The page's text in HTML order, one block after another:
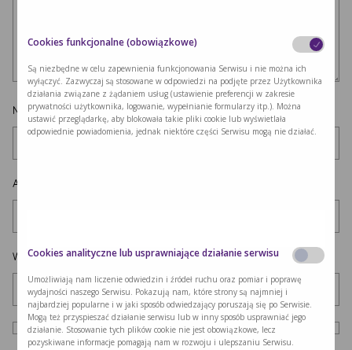
Nazwa*
Adres e-mail
Witryna internetowa
Cookies funkcjonalne (obowiązkowe)
Są niezbędne w celu zapewnienia funkcjonowania Serwisu i nie można ich
wyłączyć. Zazwyczaj są stosowane w odpowiedzi na podjęte przez Użytkownika
działania związane z żądaniem usług (ustawienie preferencji w zakresie
prywatności użytkownika, logowanie, wypełnianie formularzy itp.). Można
ustawić przeglądarkę, aby blokowała takie pliki cookie lub wyświetlała
odpowiednie powiadomienia, jednak niektóre części Serwisu mogą nie działać.
Cookies analityczne lub usprawniające działanie serwisu
Umożliwiają nam liczenie odwiedzin i źródeł ruchu oraz pomiar i poprawę
wydajności naszego Serwisu. Pokazują nam, które strony są najmniej i
najbardziej popularne i w jaki sposób odwiedzający poruszają się po Serwisie.
Mogą też przyspieszać działanie serwisu lub w inny sposób usprawniać jego
działanie. Stosowanie tych plików cookie nie jest obowiązkowe, lecz
pozyskiwane informacje pomagają nam w rozwoju i ulepszaniu Serwisu.